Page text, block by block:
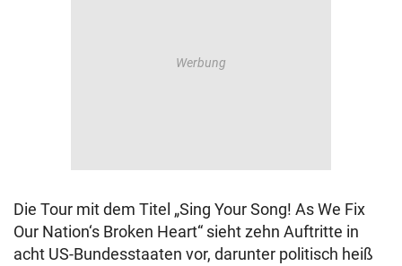
Die Tour mit dem Titel „Sing Your Song! As We Fix
Our Nation‘s Broken Heart“ sieht zehn Auftritte in
acht US-Bundesstaaten vor, darunter politisch heiß